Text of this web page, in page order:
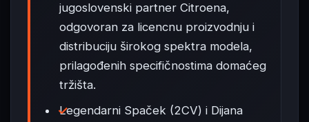
jugoslovenski partner Citroena,
odgovoran za licencnu proizvodnju i
distribuciju širokog spektra modela,
prilagođenih specifičnostima domaćeg
tržišta.
Legendarni Spaček (2CV) i Dijana